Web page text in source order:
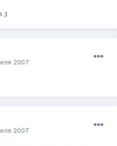
;)
2007
2007